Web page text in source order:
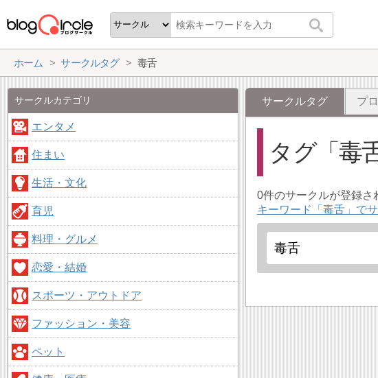
ホーム サークルタグ 毒舌
サークルタグ プ
タグ 毒
0件のサークルが登録さ
キーワード「毒舌」で
サークルカテゴリ
エンタメ
住まい
生活・文化
育児
料理・グルメ
恋愛・結婚
スポーツ・アウトドア
ファッション・美容
ペット